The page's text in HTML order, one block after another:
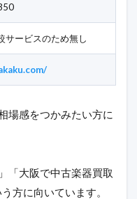
サービスのため無し
場感をつかみたい方に
「大阪で中古楽器買取
方に向いています。